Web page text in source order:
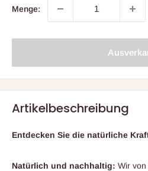
Menge:
Artikelbeschreibung
Entdecken Sie die natürliche
Natürlich und nachhaltig: Wir